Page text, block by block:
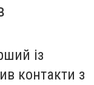
із
контакти з